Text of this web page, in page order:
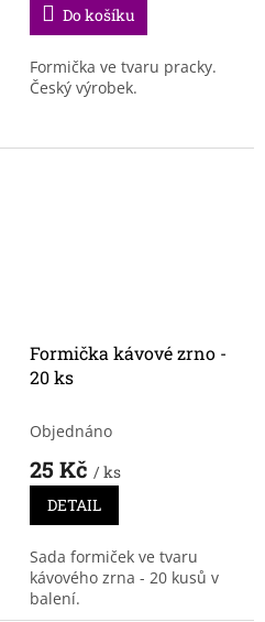
Do košíku
Formička ve tvaru pracky.
Český výrobek.
Formička kávové zrno -
20 ks
Objednáno
25 Kč / ks
DETAIL
Sada formiček ve tvaru
kávového zrna - 20 kusů v
balení.